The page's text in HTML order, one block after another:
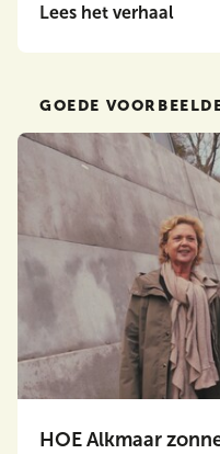
Lees het verhaal
GOEDE
HOE Alkmaar